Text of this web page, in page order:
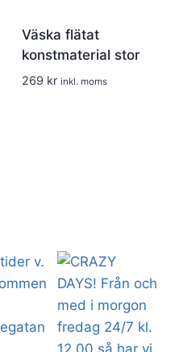
Väska flätat
konstmaterial stor
269 kr inkl. moms